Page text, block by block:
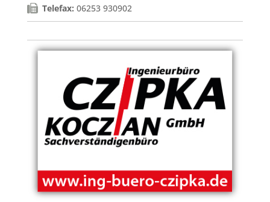
Telefax: 06253 930902